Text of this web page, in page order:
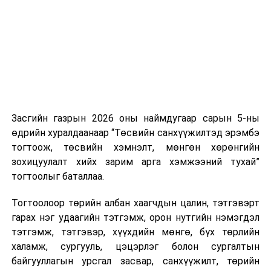
Шинэ хууль Францын зах зээлд үйлчилдэг гадаадын
дуудлагын төвүүдэд нөлөөлөхөөр байна. Тухайлбал,
Мароккогийн дуудлагын төвүүдийн орлогын 80 гаруй
хувь Францын зах зээлээс бүрддэг бөгөөд тус улсын
40–50 мянган ажлын байр эрсдэлд орж болзошгүйг
Засгийн газрын 2026 оны наймдугаар сарын 5-ны
өдрийн хуралдаанаар “Төсвийн санхүүжилтэд эрэмбэ
тогтоож, төсвийн хэмнэлт, мөнгөн хөрөнгийн
зохицуулалт хийх зарим арга хэмжээний тухай”
тогтоолыг баталлаа.
Тогтоолоор төрийн албан хаагчдын цалин, тэтгэвэрт
гарах нэг удаагийн тэтгэмж, орон нутгийн нэмэгдэл
тэтгэмж, тэтгэвэр, хүүхдийн мөнгө, бүх төрлийн
халамж, сургууль, цэцэрлэг болон сургалтын
байгууллагын урсгал засвар, санхүүжилт, төрийн